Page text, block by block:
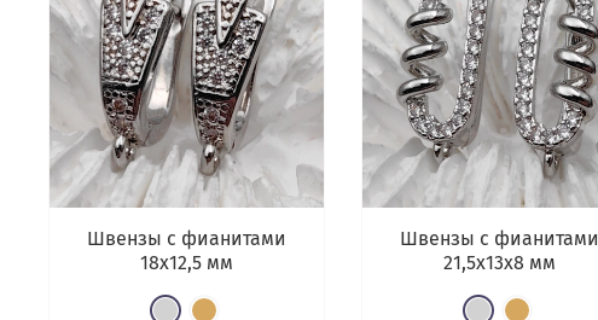
Швензы с фианитами
18х12,5 мм
Швензы с фианитами
21,5х13x8 мм